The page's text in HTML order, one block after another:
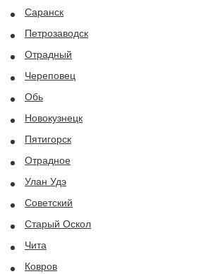
Саранск
Петрозаводск
Отрадный
Череповец
Обь
Новокузнецк
Пятигорск
Отрадное
Улан Удэ
Советский
Старый Оскол
Чита
Ковров